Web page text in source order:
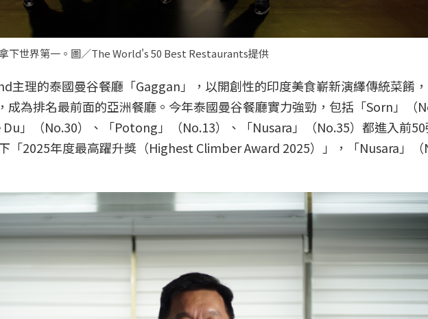
下世界第一。圖／The World's 50 Best Restaurants提供
主理的泰國曼谷餐廳「Gaggan」，以開創性的印度美食嶄新演繹傳統菜餚
成為排名最前面的亞洲餐廳。今年泰國曼谷餐廳實力強勁，包括「Sorn」（
Du」（No.30）、「Potong」（No.13）、「Nusara」（No.35）都進入前
「2025年度最高躍升獎（Highest Climber Award 2025）」，「Nusara」（